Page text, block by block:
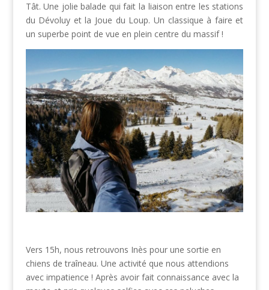
Tât. Une jolie balade qui fait la liaison entre les stations
du Dévoluy et la Joue du Loup. Un classique à faire et
un superbe point de vue en plein centre du massif !
Vers 15h, nous retrouvons Inès pour une sortie en
chiens de traîneau. Une activité que nous attendions
avec impatience ! Après avoir fait connaissance avec la